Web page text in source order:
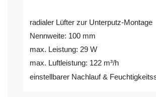
radialer Lüfter zur Unterputz-Montage
Nennweite: 100 mm
max. Leistung: 29 W
max. Luftleistung: 122 m³/h
einstellbarer Nachlauf &